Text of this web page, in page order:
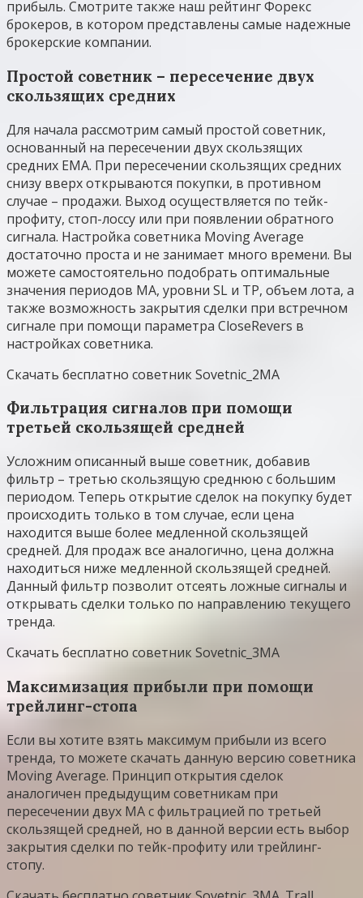
прибыль. Смотрите также наш рейтинг Форекс
брокеров, в котором представлены самые надежные
брокерские компании.
Простой советник – пересечение двух
скользящих средних
Для начала рассмотрим самый простой советник,
основанный на пересечении двух скользящих
средних EMA. При пересечении скользящих средних
снизу вверх открываются покупки, в противном
случае – продажи. Выход осуществляется по тейк-
профиту, стоп-лоссу или при появлении обратного
сигнала. Настройка советника Moving Average
достаточно проста и не занимает много времени. Вы
можете самостоятельно подобрать оптимальные
значения периодов MA, уровни SL и TP, объем лота, а
также возможность закрытия сделки при встречном
сигнале при помощи параметра CloseRevers в
настройках советника.
Скачать бесплатно советник Sovetnic_2MA
Фильтрация сигналов при помощи
третьей скользящей средней
Усложним описанный выше советник, добавив
фильтр – третью скользящую среднюю с большим
периодом. Теперь открытие сделок на покупку будет
происходить только в том случае, если цена
находится выше более медленной скользящей
средней. Для продаж все аналогично, цена должна
находиться ниже медленной скользящей средней.
Данный фильтр позволит отсеять ложные сигналы и
открывать сделки только по направлению текущего
тренда.
Скачать бесплатно советник Sovetnic_3MA
Максимизация прибыли при помощи
трейлинг-стопа
Если вы хотите взять максимум прибыли из всего
тренда, то можете скачать данную версию советника
Moving Average. Принцип открытия сделок
аналогичен предыдущим советникам при
пересечении двух MA с фильтрацией по третьей
скользящей средней, но в данной версии есть выбор
закрытия сделки по тейк-профиту или трейлинг-
стопу.